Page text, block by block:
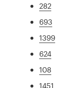
282
693
1399
624
108
1451